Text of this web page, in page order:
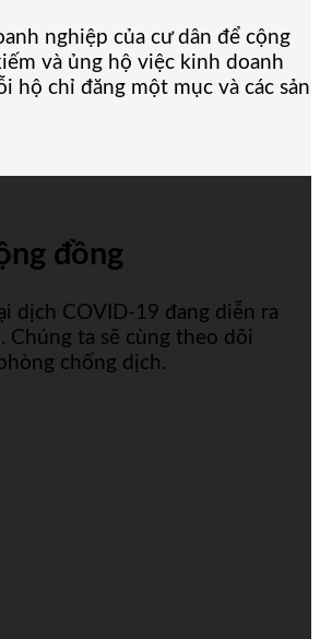
nghiệp của cư dân để cộng
và ủng hộ việc kinh doanh
hộ chỉ đăng một mục và các sản
đồng
dịch COVID-19 đang diễn ra
Chúng ta sẽ cùng theo dõi
chống dịch.